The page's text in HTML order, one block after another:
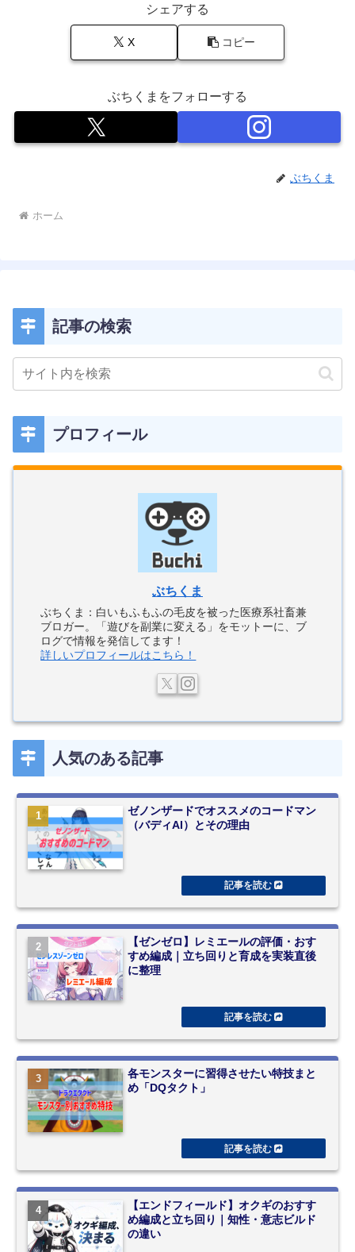
シェアする
X コピー
ぶちくまをフォローする
ぶちくま
ホーム
記事の検索
プロフィール
ぶちくま
ぶちくま：白いもふもふの毛皮を被った医療系社畜兼
ブロガー。「遊びを副業に変える」をモットーに、ブ
ログで情報を発信してます！
詳しいプロフィールはこちら！
人気のある記事
ゼノンザードでオススメのコードマン
（バディAI）とその理由
【ゼンゼロ】レミエールの評価・おす
すめ編成｜立ち回りと育成を実装直後
に整理
各モンスターに習得させたい特技まと
め「DQタクト」
【エンドフィールド】オクギのおすす
め編成と立ち回り｜知性・意志ビルド
の違い